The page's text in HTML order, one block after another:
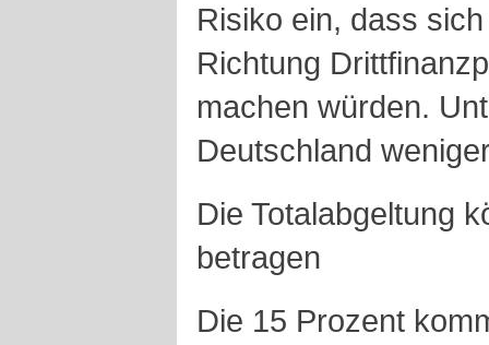
Risiko ein, dass
Richtung
machen würden.
Deutschland
Die Totalabgeltung
betragen
Die 15 Prozent